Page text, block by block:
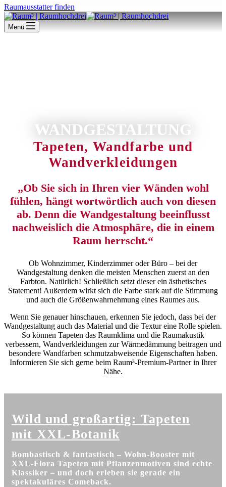
Raumausstatter finden
Menü
WANDGESTALTUNG
Tapeten, Wandfarbe und
Wandverkleidungen
„Ob Sie sich in Ihren vier Wänden wohl
fühlen, hängt wortwörtlich auch von diesen
ab. Denn die Wandgestaltung beeinflusst
nachweislich die Atmosphäre, die in einem
Raum herrscht.“
Ob Wohnzimmer, Kinderzimmer oder Büro – bei der
Wandgestaltung denken die meisten Menschen zuerst an den
Farbton. Natürlich! Schließlich setzt dieser ein ästhetisches
Statement! Außerdem wirkt sich die Farbe stark auf die Stimmung
und auch die Größenwahrnehmung eines Raumes aus.
Wenn Sie genauer hinschauen, erkennen Sie jedoch, dass bei der
Wandgestaltung auch das Material und die Textur eine Rolle spielen.
So können Tapeten das Raumklima und die Raumakustik
verbessern, Wandverkleidungen zur Wärmedämmung beitragen und
besondere Wandfarben schmutzabweisende Eigenschaften haben.
Informieren Sie sich gerne beim Raum³-Premium-Partner in Ihrer
Nähe.
Wild und großartig: Tapeten
mit XXL-Botanik
Bombastisch & fantastisch – Wohn-Booster mit
XXL-Flora Tapeten mit Pflanzenmotiven sind echte
Klassiker – und doch erleben sie gerade ein
spektakuläres Comeback.